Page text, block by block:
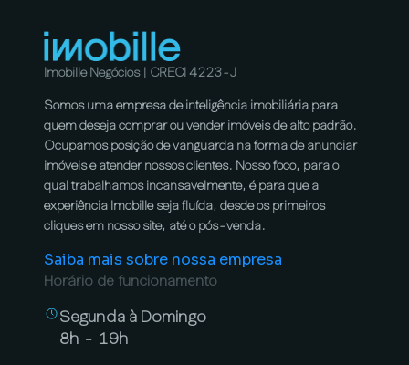
Imobille Negócios | CRECI 4223-J
Somos uma empresa de inteligência imobiliária para
quem deseja comprar ou vender imóveis de alto padrão.
Ocupamos posição de vanguarda na forma de anunciar
imóveis e atender nossos clientes. Nosso foco, para o
qual trabalhamos incansavelmente, é para que a
experiência Imobille seja fluída, desde os primeiros
cliques em nosso site, até o pós-venda.
Saiba mais sobre nossa empresa
Horário de funcionamento
Segunda à Domingo
8h - 19h